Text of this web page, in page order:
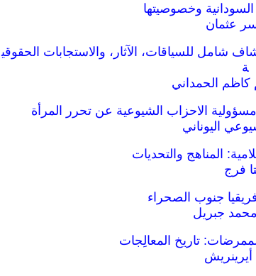
وخصوصيتها
عثمان
شامل للسياقات، الآثار، والاستجابات الحقوقي
ة
كاظم الحمداني
الاحزاب الشيوعية عن تحرر المرأة
اليوناني
المناهج والتحديات
فرج
جنوب الصحراء
محمد جبريل
تاريخ المعالِجات
أيرينريش